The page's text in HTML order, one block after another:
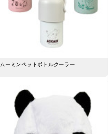
ムーミンペットボトルクーラー